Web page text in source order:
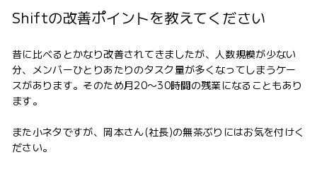
Shiftの改善ポイントを教えてください
昔に比べるとかなり改善されてきましたが、人数規模が少ない
分、メンバーひとりあたりのタスク量が多くなってしまうケー
スがあります。そのため月20〜30時間の残業になることもあり
ます。
また小ネタですが、岡本さん(社長)の無茶ぶりにはお気を付けく
ださい。